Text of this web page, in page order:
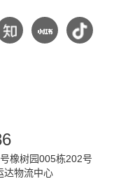
橡树园005栋202号
达物流中心